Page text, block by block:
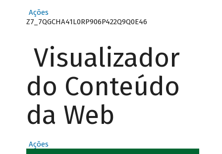
Ações
Z7_7QGCHA41L0RP906P422Q9Q0E46
Visualizador
do Conteúdo
da Web
Ações